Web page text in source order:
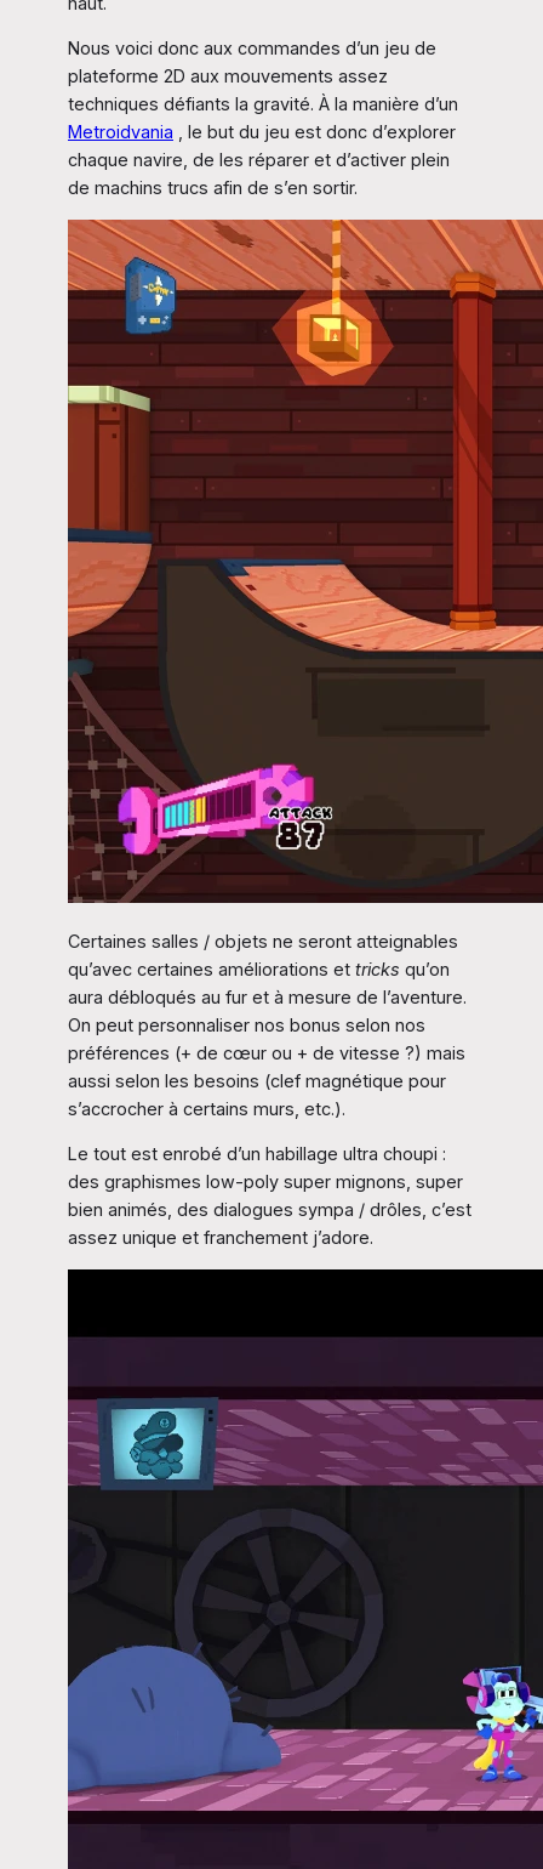
Nous voici donc aux commandes d’un jeu de
plateforme 2D aux mouvements assez
techniques défiants la gravité. À la manière d’un
Metroidvania , le but du jeu est donc d’explorer
chaque navire, de les réparer et d’activer plein
de machins trucs afin de s’en sortir.
Certaines salles / objets ne seront atteignables
qu’avec certaines améliorations et tricks qu’on
aura débloqués au fur et à mesure de l’aventure.
On peut personnaliser nos bonus selon nos
préférences (+ de cœur ou + de vitesse ?) mais
aussi selon les besoins (clef magnétique pour
s’accrocher à certains murs, etc.).
Le tout est enrobé d’un habillage ultra choupi :
des graphismes low-poly super mignons, super
bien animés, des dialogues sympa / drôles, c’est
assez unique et franchement j’adore.